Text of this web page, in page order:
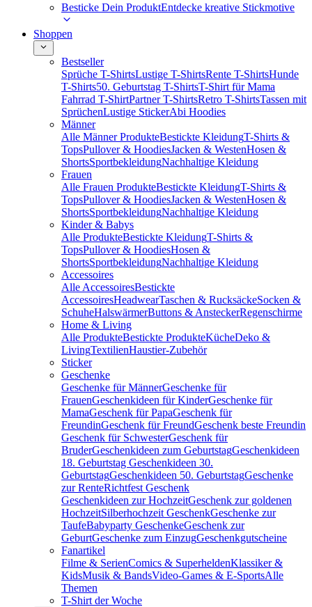
Besticke Dein ProduktEntdecke kreative Stickmotive
Shoppen
Bestseller
Sprüche T-ShirtsLustige T-ShirtsRente T-ShirtsHunde
T-Shirts50. Geburtstag T-ShirtsT-Shirt für Mama
Fahrrad T-ShirtPartner T-ShirtsRetro T-ShirtsTassen mit
SprüchenLustige StickerAbi Hoodies
Männer
Alle Männer ProdukteBestickte KleidungT-Shirts &
TopsPullover & HoodiesJacken & WestenHosen &
ShortsSportbekleidungNachhaltige Kleidung
Frauen
Alle Frauen ProdukteBestickte KleidungT-Shirts &
TopsPullover & HoodiesJacken & WestenHosen &
ShortsSportbekleidungNachhaltige Kleidung
Kinder & Babys
Alle ProdukteBestickte KleidungT-Shirts &
TopsPullover & HoodiesHosen &
ShortsSportbekleidungNachhaltige Kleidung
Accessoires
Alle AccessoiresBestickte
AccessoiresHeadwearTaschen & RucksäckeSocken &
SchuheHalswärmerButtons & AnsteckerRegenschirme
Home & Living
Alle ProdukteBestickte ProdukteKücheDeko &
LivingTextilienHaustier-Zubehör
Sticker
Geschenke
Geschenke für MännerGeschenke für
FrauenGeschenkideen für KinderGeschenke für
MamaGeschenk für PapaGeschenk für
FreundinGeschenk für FreundGeschenk beste Freundin
Geschenk für SchwesterGeschenk für
BruderGeschenkideen zum GeburtstagGeschenkideen
18. Geburtstag Geschenkideen 30.
GeburtstagGeschenkideen 50. GeburtstagGeschenke
zur RenteRichtfest Geschenk
Geschenkideen zur HochzeitGeschenk zur goldenen
HochzeitSilberhochzeit GeschenkGeschenke zur
TaufeBabyparty GeschenkeGeschenk zur
GeburtGeschenke zum EinzugGeschenkgutscheine
Fanartikel
Filme & SerienComics & SuperheldenKlassiker &
KidsMusik & BandsVideo-Games & E-SportsAlle
Themen
T-Shirt der Woche